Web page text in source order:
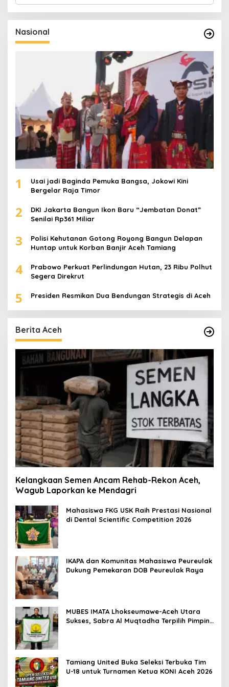
i
u
n
t
Nasional
1
Usai jadi Baginda Pemuka Bangsa, Jokowi Kini
Bergelar Raja Timor
2
DKI Jakarta Bangun Ikon Baru “Jembatan Donat”
Senilai Rp361 Miliar
3
Polisi Kehutanan Gotong Royong Bangun Delapan
Huntap untuk Korban Banjir Aceh Tamiang
4
Prabowo Perkuat Perlindungan Hutan, 23 Ribu Polhut
Segera Direkrut
5 Presiden Resmikan Dua Bendungan Strategis di Aceh
Berita Aceh
Kelangkaan Semen Ancam Rehab-Rekon Aceh,
Wagub Laporkan ke Mendagri
Mahasiswa FKG USK Raih Prestasi Nasional
di Dental Scientific Competition 2026
IKAPA dan Komunitas Mahasiswa Peureulak
Dukung Pemekaran DOB Peureulak Raya
MUBES IMATA Lhokseumawe-Aceh Utara
Sukses, Sabra Al Muqtadha Terpilih Pimpin
Tamiang United Buka Seleksi Terbuka Tim
U-18 untuk Turnamen Ketua KONI Aceh 2026